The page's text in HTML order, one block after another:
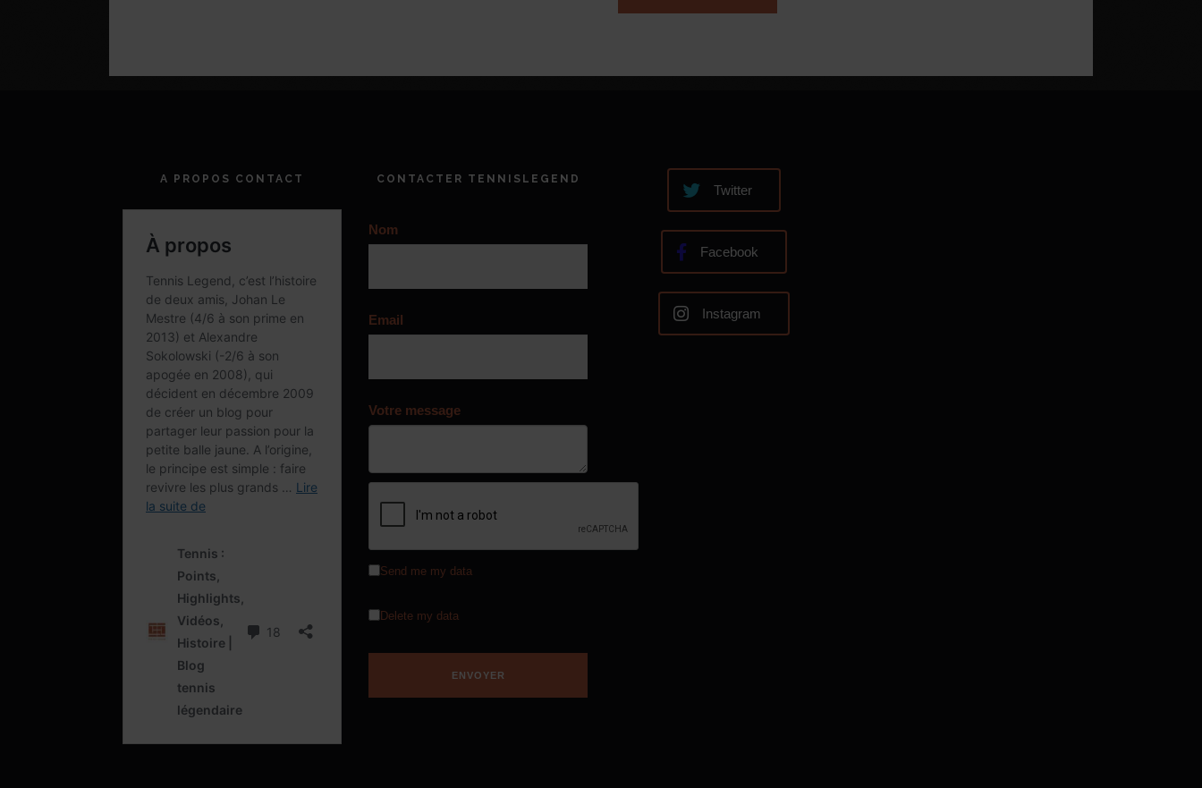
A PROPOS CONTACT CONTACTER TENNISLEGEND
Nom
Email
Votre message
Send me my data
Delete my data
Twitter
Facebook
Instagram